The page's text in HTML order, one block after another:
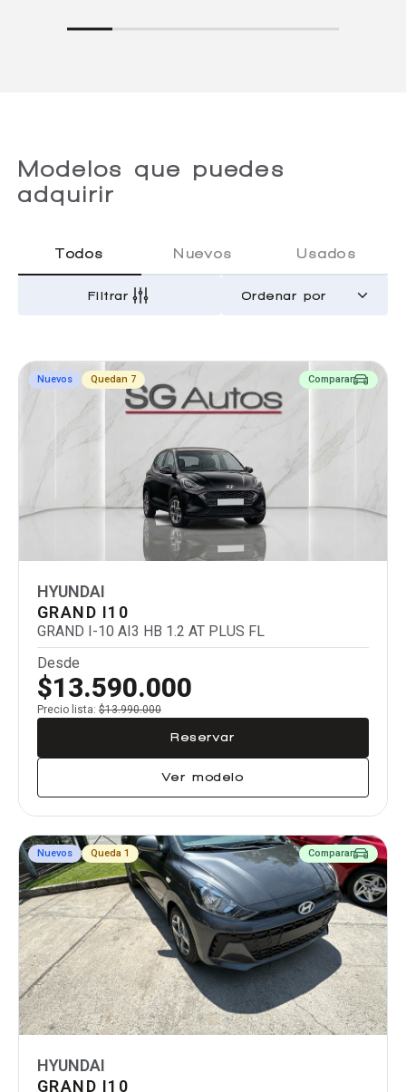
Modelos que puedes
adquirir
Todos Nuevos Usados
Filtrar
Nuevos Quedan 7 Comparar
HYUNDAI
GRAND I10
GRAND I-10 AI3 HB 1.2 AT PLUS FL
Desde
$13.590.000
Precio lista: $13.990.000
Reservar
Ver modelo
Nuevos Queda 1 Comparar
HYUNDAI
GRAND I10